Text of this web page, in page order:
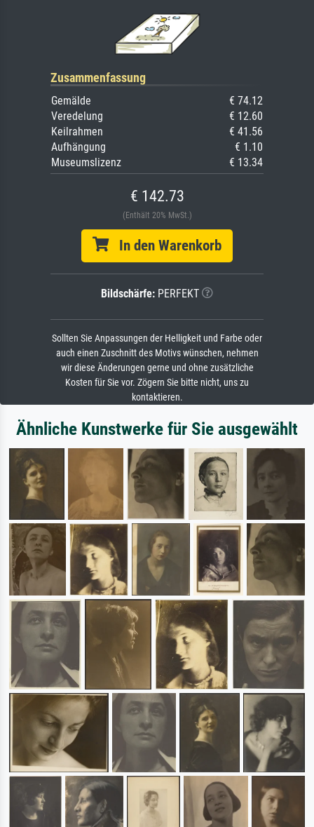
Zusammenfassung
Gemälde
€ 74.12
Veredelung
€ 12.60
Keilrahmen
€ 41.56
Aufhängung
€ 1.10
Museumslizenz
€ 13.34
€ 142.73
(Enthält 20% MwSt.)
In den Warenkorb
Bildschärfe: PERFEKT
Sollten Sie Anpassungen der Helligkeit und Farbe oder
auch einen Zuschnitt des Motivs wünschen, nehmen
wir diese Änderungen gerne und ohne zusätzliche
Kosten für Sie vor. Zögern Sie bitte nicht, uns zu
kontaktieren.
Ähnliche Kunstwerke für Sie ausgewählt